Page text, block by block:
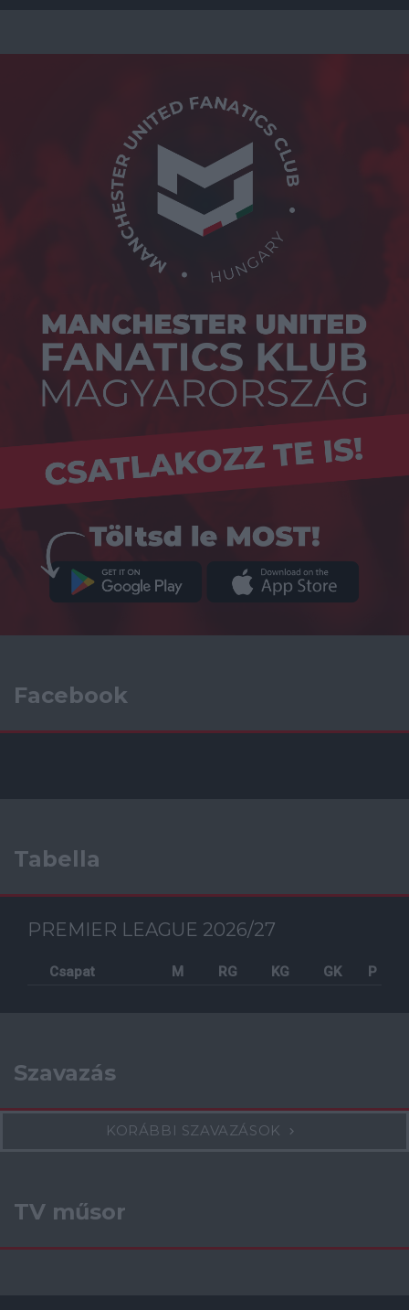
Facebook
Tabella
PREMIER LEAGUE 2026/27
Csapat M RG KG GK P
Szavazás
KORÁBBI SZAVAZÁSOK
TV műsor